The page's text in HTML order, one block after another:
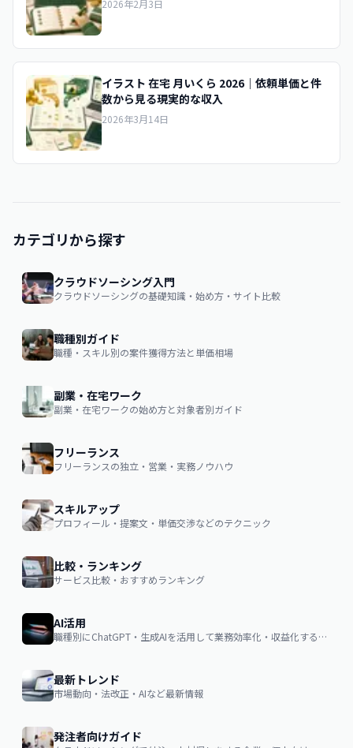
2026年2月3日
イラスト 在宅 月いくら 2026｜依頼単価と件
数から見る現実的な収入
2026年3月14日
カテゴリから探す
クラウドソーシング入門
クラウドソーシングの基礎知識・始め方・サイト比較
職種別ガイド
職種・スキル別の案件獲得方法と単価相場
副業・在宅ワーク
副業・在宅ワークの始め方と対象者別ガイド
フリーランス
フリーランスの独立・営業・実務ノウハウ
スキルアップ
プロフィール・提案文・単価交渉などのテクニック
比較・ランキング
サービス比較・おすすめランキング
AI活用
職種別にChatGPT・生成AIを活用して業務効率化・収益化するノウハウ
最新トレンド
市場動向・法改正・AIなど最新情報
発注者向けガイド